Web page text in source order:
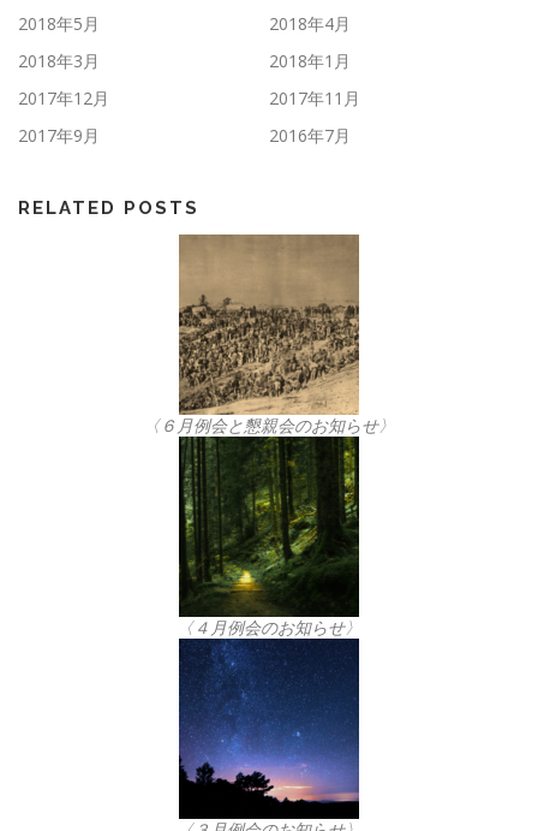
2018年5月
2018年4月
2018年3月
2018年1月
2017年12月
2017年11月
2017年9月
2016年7月
RELATED POSTS
〈６月例会と懇親会のお知らせ〉
〈４月例会のお知らせ〉